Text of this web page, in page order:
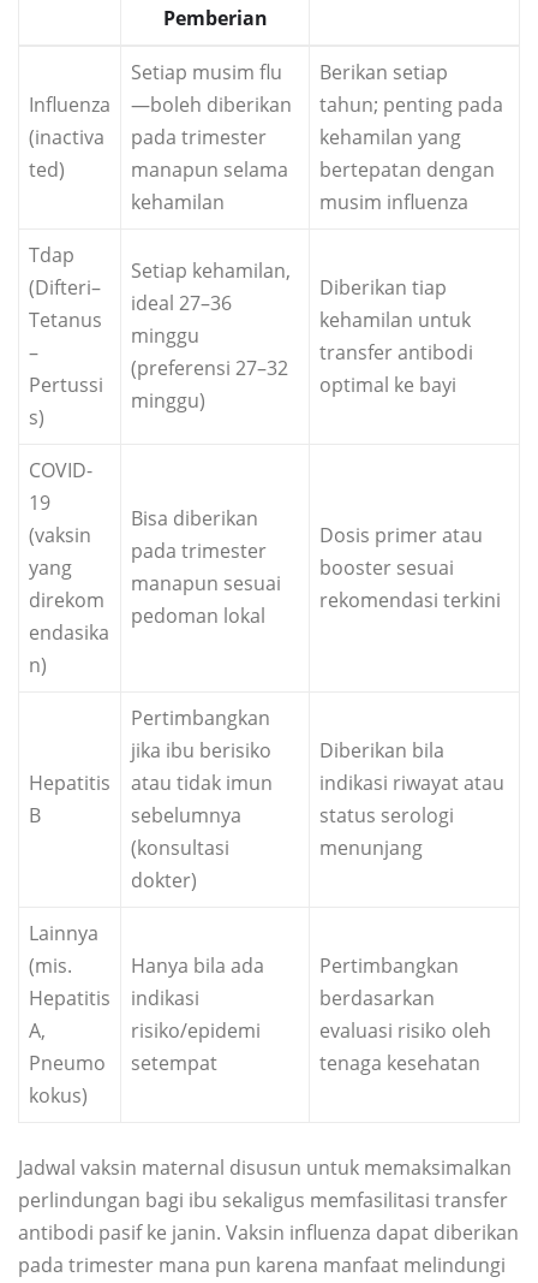
Pemberian
Influenza
(inactiva
ted)
Setiap musim flu
—boleh diberikan
pada trimester
manapun selama
kehamilan
Berikan setiap
tahun; penting pada
kehamilan yang
bertepatan dengan
musim influenza
Tdap
(Difteri–
Tetanus
–
Pertussi
s)
Setiap kehamilan,
ideal 27–36
minggu
(preferensi 27–32
minggu)
Diberikan tiap
kehamilan untuk
transfer antibodi
optimal ke bayi
COVID-
19
(vaksin
yang
direkom
endasika
n)
Bisa diberikan
pada trimester
manapun sesuai
pedoman lokal
Dosis primer atau
booster sesuai
rekomendasi terkini
Hepatitis
B
Pertimbangkan
jika ibu berisiko
atau tidak imun
sebelumnya
(konsultasi
dokter)
Diberikan bila
indikasi riwayat atau
status serologi
menunjang
Lainnya
(mis.
Hepatitis
A,
Pneumo
kokus)
Hanya bila ada
indikasi
risiko/epidemi
setempat
Pertimbangkan
berdasarkan
evaluasi risiko oleh
tenaga kesehatan
Jadwal vaksin maternal disusun untuk memaksimalkan
perlindungan bagi ibu sekaligus memfasilitasi transfer
antibodi pasif ke janin. Vaksin influenza dapat diberikan
pada trimester mana pun karena manfaat melindungi